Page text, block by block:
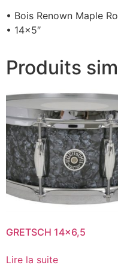
• Bois Renown Maple
• 14×5″
Produits
GRETSCH 14×6,5
Lire la suite